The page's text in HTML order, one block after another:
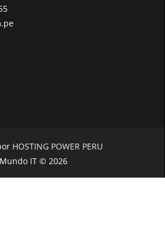
HOSTING POWER PERU
Mundo IT © 2026